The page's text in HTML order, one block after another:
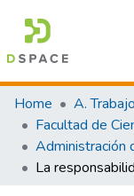
Communities &
Statistics
Home A.
Administración